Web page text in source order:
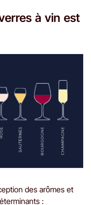
à vin est
des arômes et
: